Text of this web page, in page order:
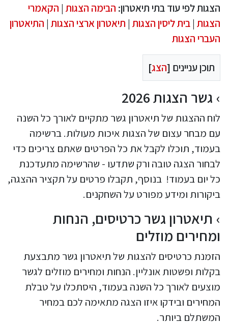
הצגות לפי עוד בתי תיאטרון: הבימה הצגות | הקאמרי
הצגות |בית ליסין הצגות | תיאטרון ארצי הצגות | התיאטרון
העברי הצגות
תוכן עניינים [הצג]
גשר הצגות 2026
לוח ההצגות של תיאטרון גשר מתקיים לאורך כל השנה
עם מבחר עצום של הצגות איכות מעולות. ברשימה
בעמוד, תוכלו לקבל את כל הפרטים שאתם צריכים כדי
לבחור הצגה טובה ורק שתדעו - שהרשימה מתעדכנת
כל יום בעמוד! בנוסף, תקבלו פרטים על תקציר ההצגה,
ביקורות ומידע מפורט על השחקנים.
תיאטרון גשר כרטיסים, הנחות
ומחירים מוזלים
הזמנת כרטיסים להצגות של תיאטרון גשר מתבצעת
בקלות ופשטות אונליין. הנחות ומחירים מוזלים לגשר
מוצעים לאורך כל השנה בעמוד, היסתכלו על טבלת
המחירים ובידקו איזו הצגה מתאימה לכם במחיר
המשתלם ביותר.